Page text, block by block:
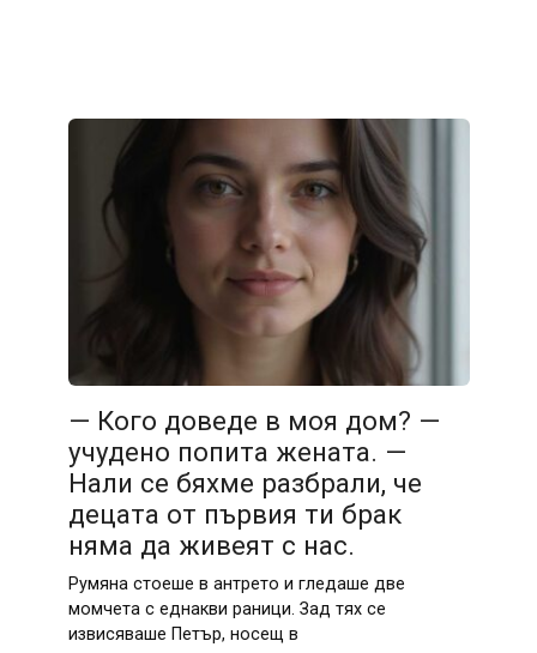
— Кого доведе в моя дом? —
учудено попита жената. —
Нали се бяхме разбрали, че
децата от първия ти брак
няма да живеят с нас.
Румяна стоеше в антрето и гледаше две
момчета с еднакви раници. Зад тях се
извисяваше Петър, носещ в